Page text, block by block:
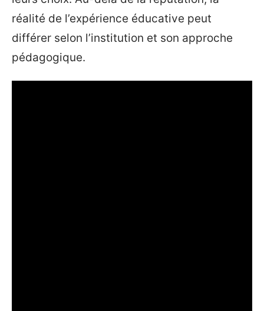
réalité de l’expérience éducative peut
différer selon l’institution et son approche
pédagogique.